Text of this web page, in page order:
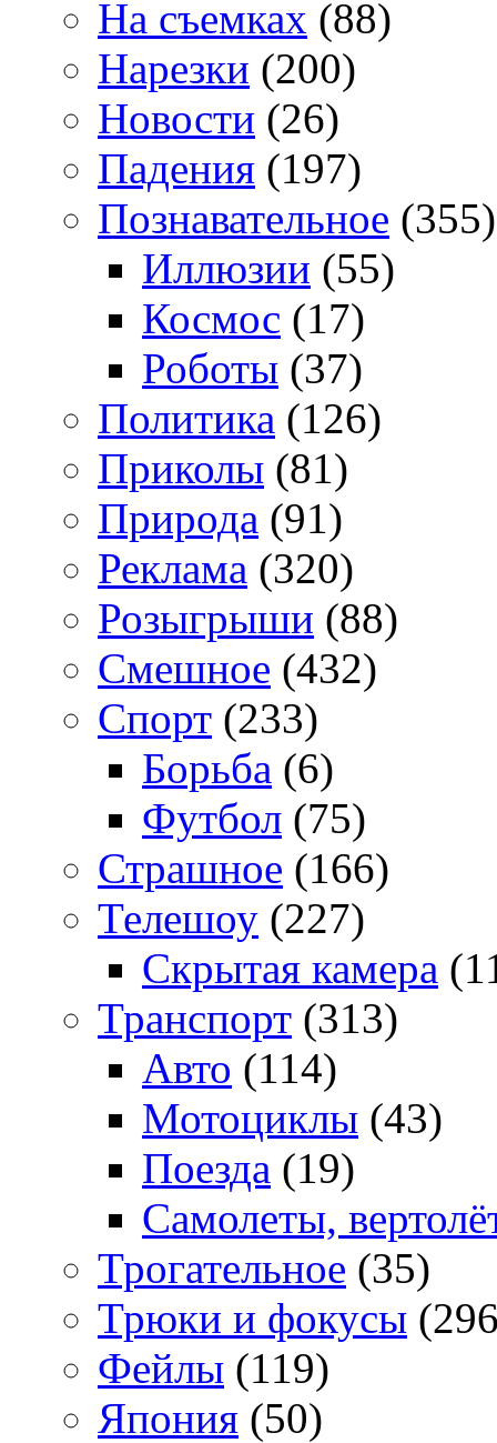
На съемках (88)
Нарезки (200)
Новости (26)
Падения (197)
Познавательное (355)
Иллюзии (55)
Космос (17)
Роботы (37)
Политика (126)
Приколы (81)
Природа (91)
Реклама (320)
Розыгрыши (88)
Смешное (432)
Спорт (233)
Борьба (6)
Футбол (75)
Страшное (166)
Телешоу (227)
Скрытая камера
Транспорт (313)
Авто (114)
Мотоциклы (43)
Поезда (19)
Самолеты,
Трогательное (35)
Трюки и фокусы
Фейлы (119)
Япония (50)